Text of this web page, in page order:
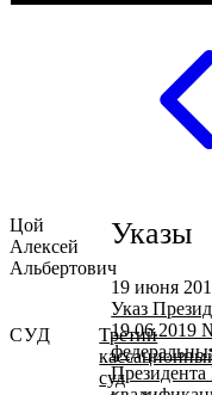
Цой
Алексей
Альбертович
СУД
Третий
суд
Указы
19 июня
Указ
19.06.2019